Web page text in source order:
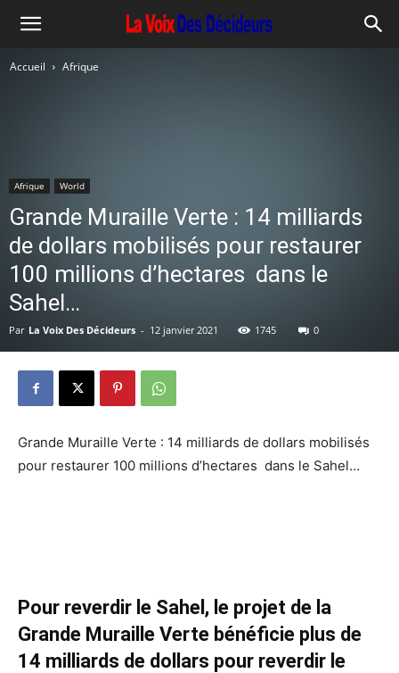
Accueil Afrique
Afrique World
Grande Muraille Verte : 14 milliards
de dollars mobilisés pour restaurer
100 millions d’hectares dans le
Sahel…
Par La Voix Des Décideurs - 12 janvier 2021 1745 0
Grande Muraille Verte : 14 milliards de dollars mobilisés
pour restaurer 100 millions d’hectares dans le Sahel…
Pour reverdir le Sahel, le projet de la
Grande Muraille Verte bénéficie plus de
14 milliards de dollars pour reverdir le